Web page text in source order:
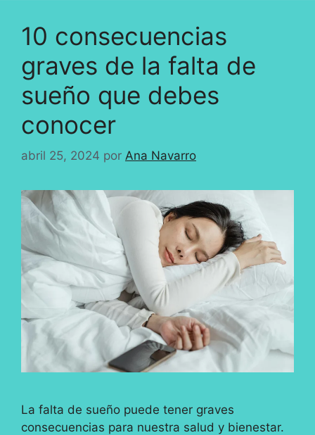
10 consecuencias
graves de la falta de
sueño que debes
conocer
abril 25, 2024 por Ana Navarro
La falta de sueño puede tener graves
consecuencias para nuestra salud y bienestar.